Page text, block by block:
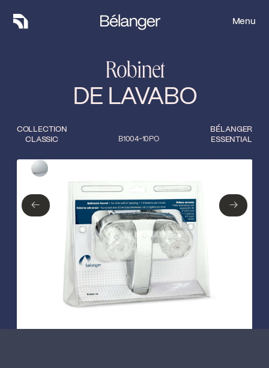
Menu
Menu
COLLECTION
CLASSIC
Robinet
DE LAVABO
BÉLANGER
ESSENTIAL
B1004-10PO
Type de finition
Chrome poli
← →